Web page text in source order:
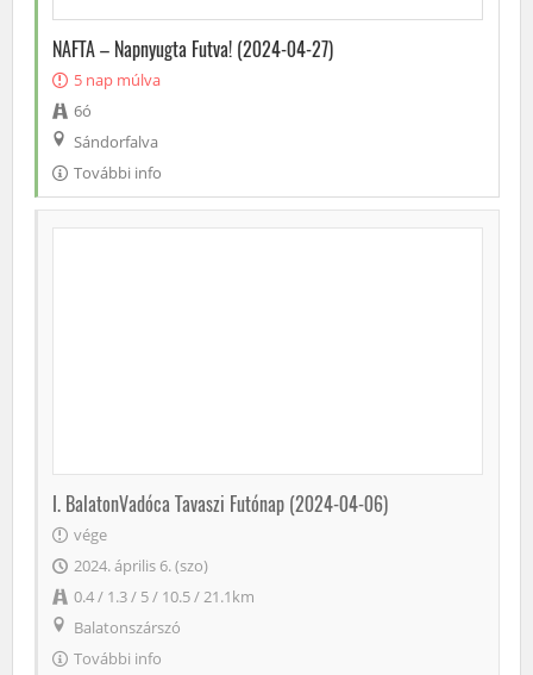
NAFTA – Napnyugta Futva! (2024-04-27)
5 nap múlva
6ó
Sándorfalva
További info
I. BalatonVadóca Tavaszi Futónap (2024-04-06)
vége
2024. április 6. (szo)
0.4 / 1.3 / 5 / 10.5 / 21.1km
Balatonszárszó
További info